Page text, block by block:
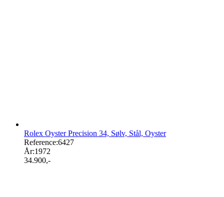
Rolex Oyster Precision 34, Sølv, Stål, Oyster
Reference:6427
År:1972
34.900,-